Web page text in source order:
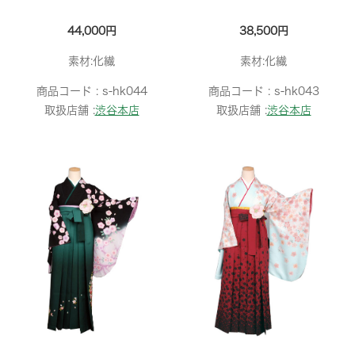
44,000円
素材:化繊
商品コード : s-hk044
取扱店舗 :渋谷本店
38,500円
素材:化繊
商品コード : s-hk043
取扱店舗 :渋谷本店